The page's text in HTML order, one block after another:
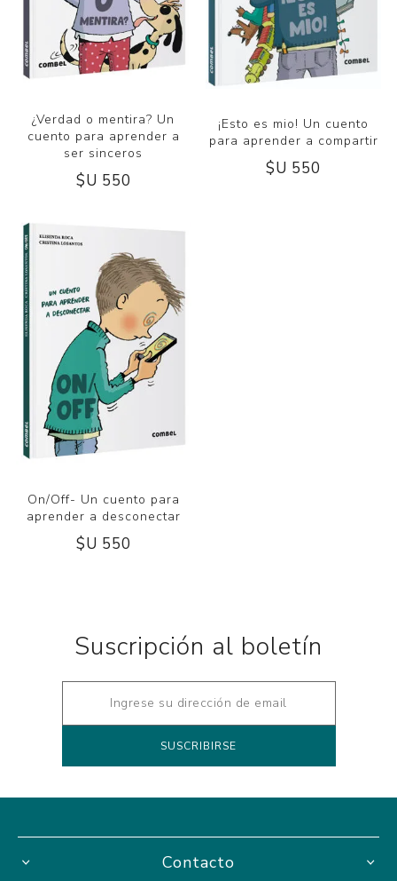
¿Verdad o mentira? Un
cuento para aprender a
ser sinceros
$U 550
¡Esto es mio! Un cuento
para aprender a compartir
$U 550
On/Off- Un cuento para
aprender a desconectar
$U 550
Suscripción al boletín
Contacto